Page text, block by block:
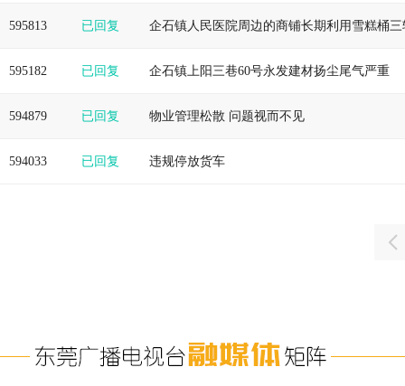
595813 已回复
595182 已回复 企石镇上阳三巷60号永发建材扬尘尾气严重
594879 已回复 物业管理松散 问题视而不见
594033 已回复 违规停放货车